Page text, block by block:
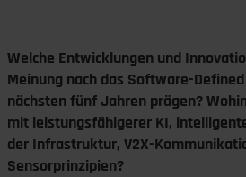
Welche Entwicklungen und
Meinung nach das Software-
nächsten fünf Jahren prägen?
mit leistungsfähigerer KI,
der Infrastruktur, V2X-
Sensorprinzipien?